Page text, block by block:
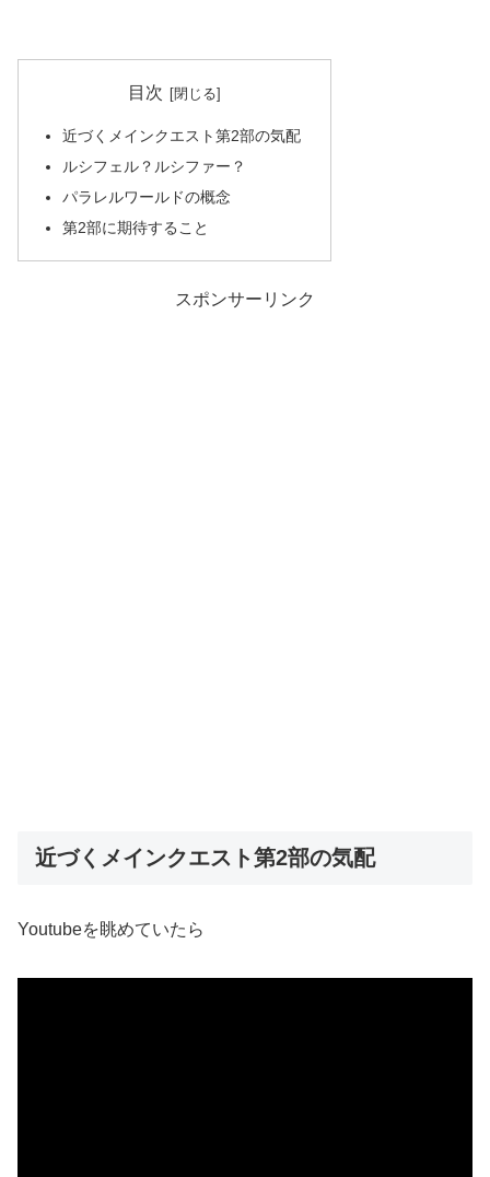
目次
近づくメインクエスト第2部の気配
ルシフェル？ルシファー？
パラレルワールドの概念
第2部に期待すること
スポンサーリンク
近づくメインクエスト第2部の気配
Youtubeを眺めていたら